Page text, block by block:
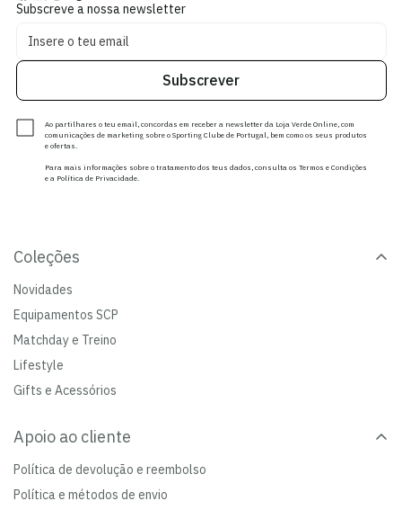
Subscreve a nossa newsletter
Subscrever
Ao partilhares o teu email, concordas em receber a newsletter da Loja Verde Online, com
comunicações de marketing sobre o Sporting Clube de Portugal, bem como os seus produtos
e ofertas.
Para mais informações sobre o tratamento dos teus dados, consulta os Termos e Condições
e a Política de Privacidade.
Coleções
Novidades
Equipamentos SCP
Matchday e Treino
Lifestyle
Gifts e Acessórios
Apoio ao cliente
Política de devolução e reembolso
Política e métodos de envio